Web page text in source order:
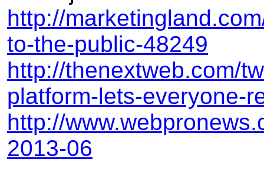
http://
to-the-public-48249
http://thenextweb.com/
platform-lets-everyone-
http://
2013-06